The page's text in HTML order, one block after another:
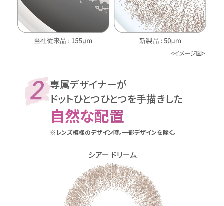
専属デザイナーが
ドットひとつひとつを手描きした
自然な配置
※レンズ模様のデザイン時。一部デザインを除く。